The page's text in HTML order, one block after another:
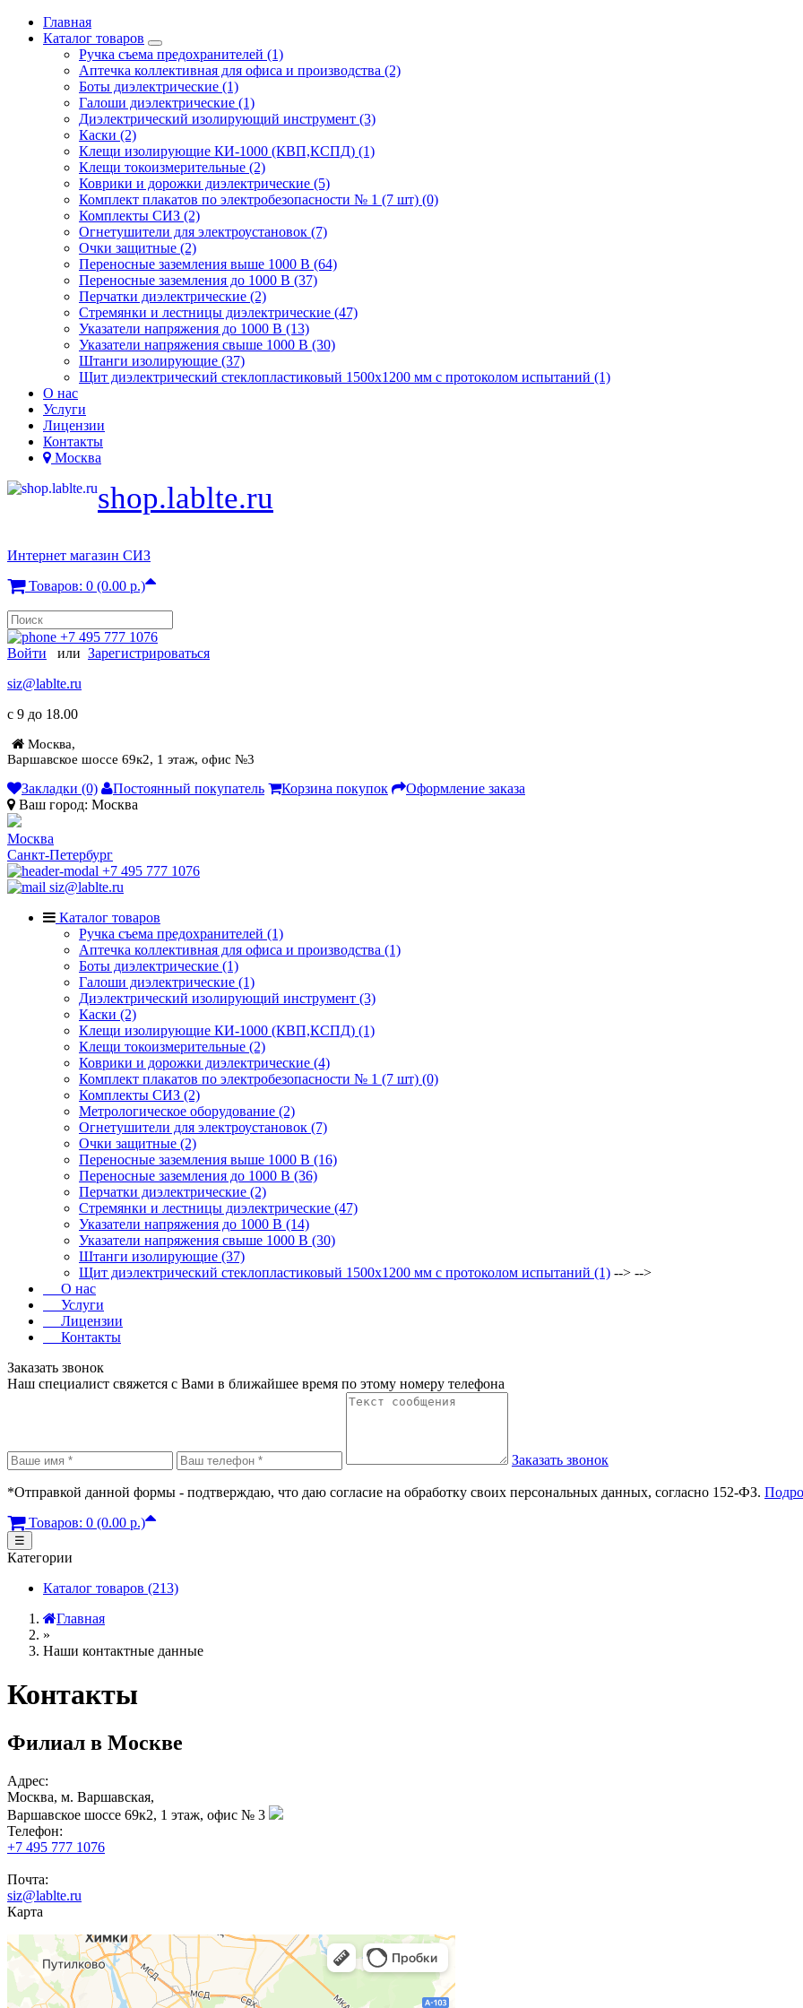
Главная
Каталог товаров
Ручка съема предохранителей (1)
Аптечка коллективная для офиса и производства (2)
Боты диэлектрические (1)
Галоши диэлектрические (1)
Диэлектрический изолирующий инструмент (3)
Каски (2)
Клещи изолирующие КИ-1000 (КВП,КСПД) (1)
Клещи токоизмерительные (2)
Коврики и дорожки диэлектрические (5)
Комплект плакатов по электробезопасности № 1 (7 шт) (0)
Комплекты СИЗ (2)
Огнетушители для электроустановок (7)
Очки защитные (2)
Переносные заземления выше 1000 В (64)
Переносные заземления до 1000 В (37)
Перчатки диэлектрические (2)
Стремянки и лестницы диэлектрические (47)
Указатели напряжения до 1000 В (13)
Указатели напряжения свыше 1000 В (30)
Штанги изолирующие (37)
Щит диэлектрический стеклопластиковый 1500х1200 мм с протоколом испытаний (1)
О нас
Услуги
Лицензии
Контакты
Москва
shop.lablte.ru
Интернет магазин СИЗ
Товаров: 0 (0.00 р.)
+7 495 777 1076
Войти или Зарегистрироваться
siz@lablte.ru
c 9 до 18.00
Москва,
Варшавское шоссе 69к2, 1 этаж, офис №3
Закладки (0) Постоянный покупатель Корзина покупок
Оформление заказа
Ваш город: Москва
Москва
Санкт-Петербург
+7 495 777 1076
siz@lablte.ru
Каталог товаров
Ручка съема предохранителей (1)
Аптечка коллективная для офиса и производства (1)
Боты диэлектрические (1)
Галоши диэлектрические (1)
Диэлектрический изолирующий инструмент (3)
Каски (2)
Клещи изолирующие КИ-1000 (КВП,КСПД) (1)
Клещи токоизмерительные (2)
Коврики и дорожки диэлектрические (4)
Комплект плакатов по электробезопасности № 1 (7 шт) (0)
Комплекты СИЗ (2)
Метрологическое оборудование (2)
Огнетушители для электроустановок (7)
Очки защитные (2)
Переносные заземления выше 1000 В (16)
Переносные заземления до 1000 В (36)
Перчатки диэлектрические (2)
Стремянки и лестницы диэлектрические (47)
Указатели напряжения до 1000 В (14)
Указатели напряжения свыше 1000 В (30)
Штанги изолирующие (37)
Щит диэлектрический стеклопластиковый 1500х1200 мм с протоколом испытаний (1) --> -->
О нас
Услуги
Лицензии
Контакты
Заказать звонок
Наш специалист свяжется с Вами в ближайшее время по этому номеру телефона
Заказать звонок
*Отправкой данной формы - подтверждаю, что даю согласие на обработку своих персональных данных, согласно 152-ФЗ.
Товаров: 0 (0.00 р.)
☰
Категории
Каталог товаров (213)
Главная
»
Наши контактные данные
Контакты
Филиал в Москве
Адрес:
Москва, м. Варшавская,
Варшавское шоссе 69к2, 1 этаж, офис № 3
Телефон:
+7 495 777 1076
Почта:
siz@lablte.ru
Карта